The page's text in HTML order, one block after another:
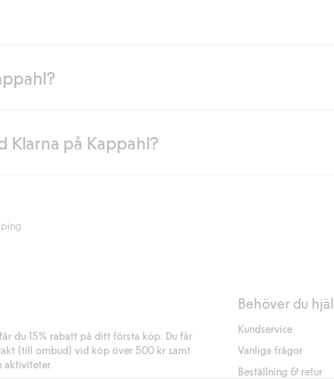
har du alltid gratis frakt till butik eller om du handlar för
Klarna på Kappahl?
du Kappahls allmänna villkor.
du 15% rabatt på ditt första köp. Du får
(till ombud) vid köp över 500 kr samt
aktiviteter.
Behöver du
Kundservice
Vanliga frågor
Beställning & retur